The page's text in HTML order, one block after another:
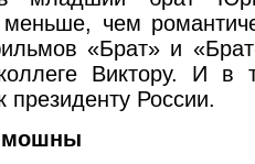
чем
«Брат» и
Виктору. И в
президенту России.
мошны